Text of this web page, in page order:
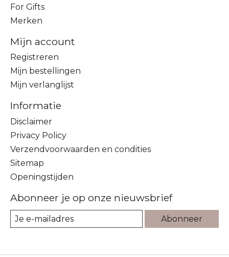
For Gifts
Merken
Mijn account
Registreren
Mijn bestellingen
Mijn verlanglijst
Informatie
Disclaimer
Privacy Policy
Verzendvoorwaarden en condities
Sitemap
Openingstijden
Abonneer je op onze nieuwsbrief
Abonneer